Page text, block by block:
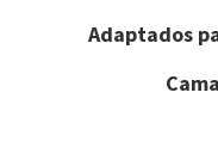
Adaptados